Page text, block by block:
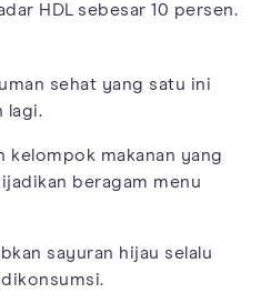
HDL sebesar 10 persen.
sehat yang satu ini
lagi.
kelompok makanan yang
beragam menu
sayuran hijau selalu